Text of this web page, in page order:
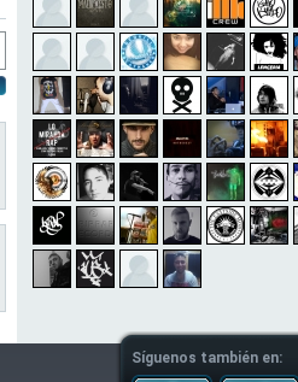
Síguenos también en: